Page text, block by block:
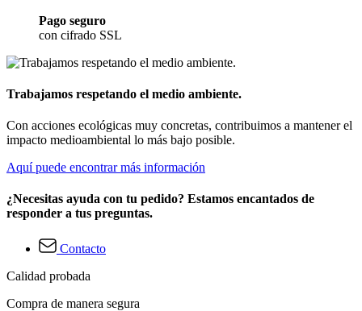
Pago seguro
con cifrado SSL
Trabajamos respetando el medio ambiente.
Con acciones ecológicas muy concretas, contribuimos a mantener el
impacto medioambiental lo más bajo posible.
Aquí puede encontrar más información
¿Necesitas ayuda con tu pedido? Estamos encantados de
responder a tus preguntas.
Contacto
Calidad probada
Compra de manera segura